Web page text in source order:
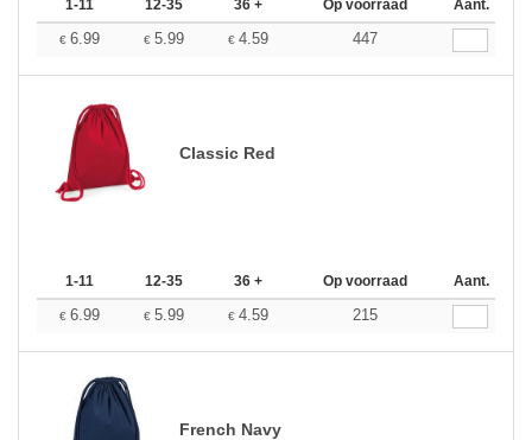
1-11 12-35 36 + Op voorraad Aant.
€ 6.99 € 5.99 € 4.59 447
Classic Red
1-11 12-35 36 + Op voorraad Aant.
€ 6.99 € 5.99 € 4.59 215
French Navy